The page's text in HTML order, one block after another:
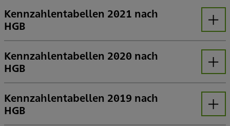
Kennzahlentabellen 2021 nach
HGB
Öffnen
Kennzahlentabellen 2020 nach
HGB
Öffnen
Kennzahlentabellen 2019 nach
HGB